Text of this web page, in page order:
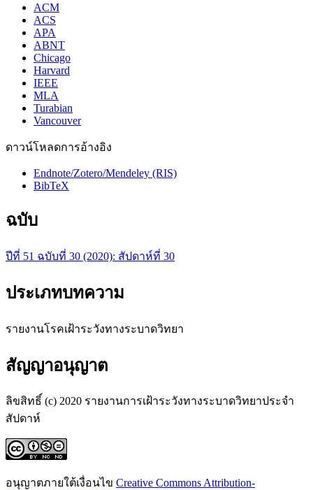
ACM
ACS
APA
ABNT
Chicago
Harvard
IEEE
MLA
Turabian
Vancouver
ดาวน์โหลดการอ้างอิง
Endnote/Zotero/Mendeley (RIS)
BibTeX
ฉบับ
ปีที่ 51 ฉบับที่ 30 (2020): สัปดาห์ที่ 30
ประเภทบทความ
รายงานโรคเฝ้าระวังทางระบาดวิทยา
สัญญาอนุญาต
ลิขสิทธิ์ (c) 2020 รายงานการเฝ้าระวังทางระบาดวิทยาประจำ
สัปดาห์
อนุญาตภายใต้เงื่อนไข Creative Commons Attribution-